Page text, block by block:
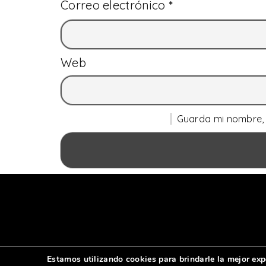
Correo electrónico *
Web
Guarda mi
Estamos utilizando cookies para brindarle la mejor